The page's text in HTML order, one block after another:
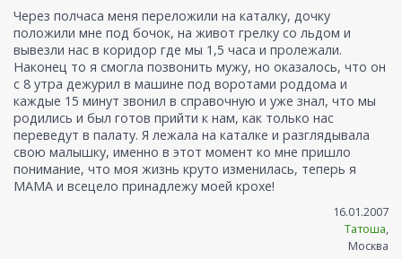
Через полчаса меня переложили на каталку, дочку
положили мне под бочок, на живот грелку со льдом и
вывезли нас в коридор где мы 1,5 часа и пролежали.
Наконец то я смогла позвонить мужу, но оказалось, что он
с 8 утра дежурил в машине под воротами роддома и
каждые 15 минут звонил в справочную и уже знал, что мы
родились и был готов прийти к нам, как только нас
переведут в палату. Я лежала на каталке и разглядывала
свою малышку, именно в этот момент ко мне пришло
понимание, что моя жизнь круто изменилась, теперь я
МАМА и всецело принадлежу моей крохе!
16.01.2007
Татоша,
Москва